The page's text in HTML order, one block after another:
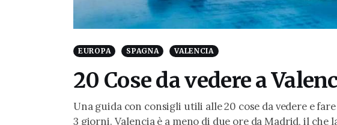
EUROPA SPAGNA VALENCIA
20 Cose da vedere a
Una guida con consigli utili alle 20 cose da vedere e
3 giorni. Valencia è a meno di due ore da Madrid, il che